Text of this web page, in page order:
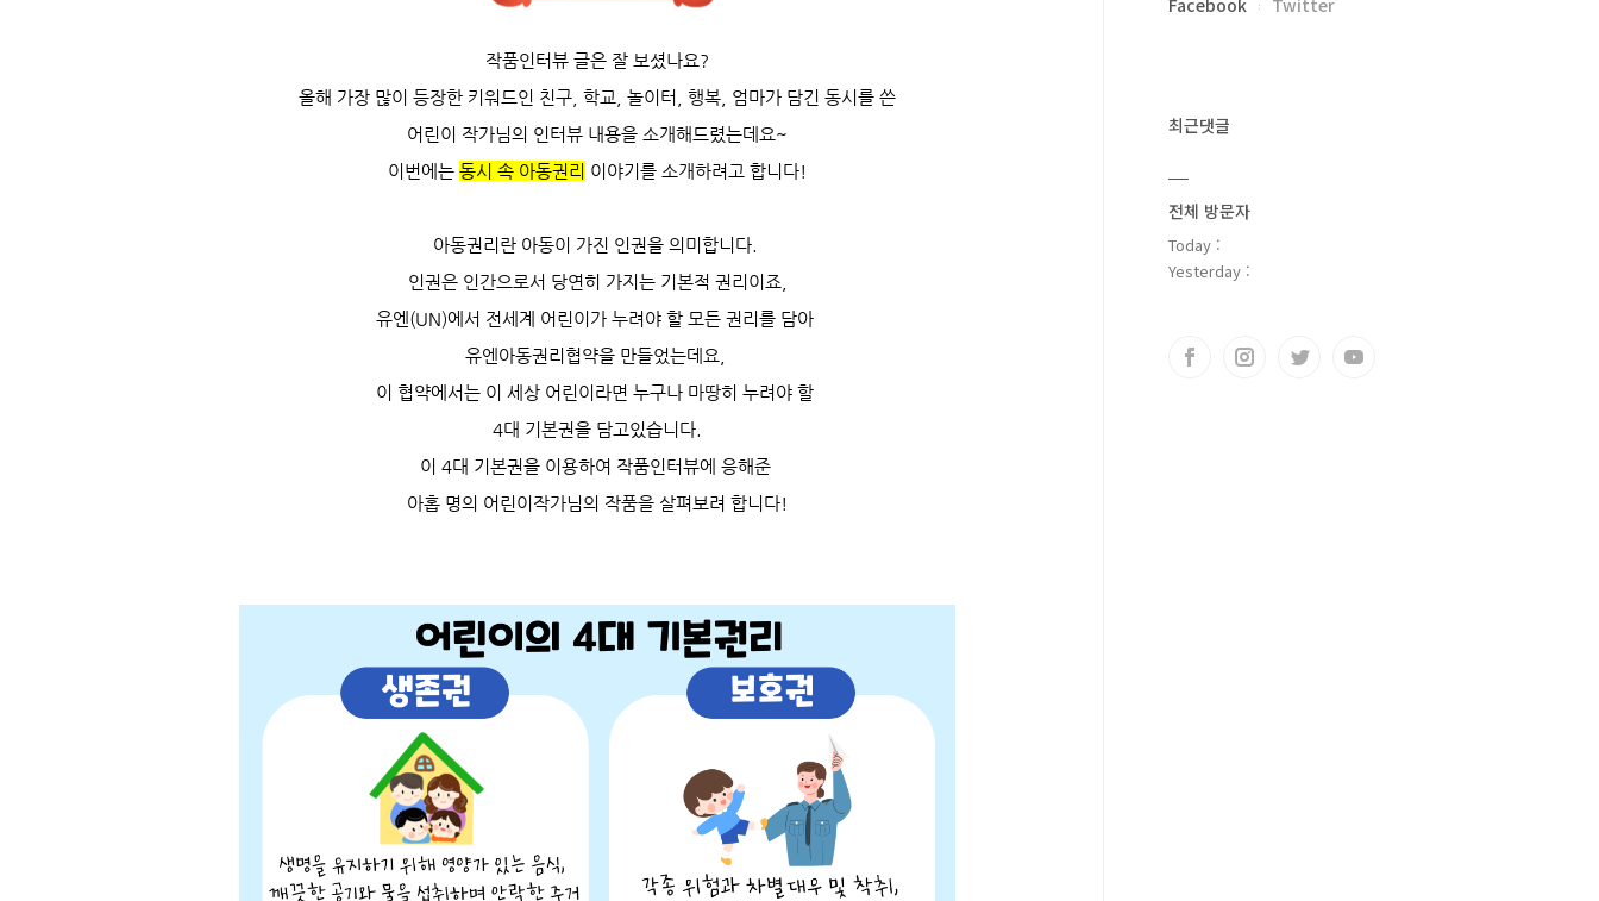
작품인터뷰 글은 잘 보셨나요?
올해 가장 많이 등장한 키워드인 친구, 학교, 놀이터, 행복, 엄마가 담긴 동시를 쓴
어린이 작가님의 인터뷰 내용을 소개해드렸는데요~
이번에는 동시 속 아동권리 이야기를 소개하려고 합니다!
아동권리란 아동이 가진 인권을 의미합니다.
인권은 인간으로서 당연히 가지는 기본적 권리이죠,
유엔(UN)에서 전세계 어린이가 누려야 할 모든 권리를 담아
유엔아동권리협약을 만들었는데요,
이 협약에서는 이 세상 어린이라면 누구나 마땅히 누려야 할
4대 기본권을 담고있습니다.
이 4대 기본권을 이용하여 작품인터뷰에 응해준
아홉 명의 어린이작가님의 작품을 살펴보려 합니다!
Facebook Twitter
최근댓글
전체 방문자
Today :
Yesterday :